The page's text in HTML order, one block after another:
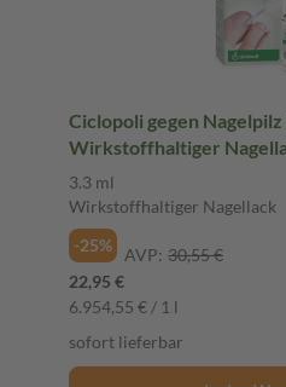
Ciclopoli gegen
Wirkstoffhaltiger
3.3 ml
Wirkstoffhaltiger Nagellack
-25%
AVP: 30,55 €
22,95 €
6.954,55 € / 1 l
sofort lieferbar